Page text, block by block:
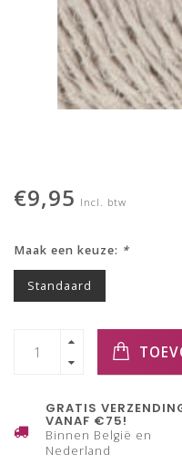
€9,95 Incl. btw
Maak een keuze: *
Standaard
GRATIS
VANAF €75!
Binnen België en
Nederland